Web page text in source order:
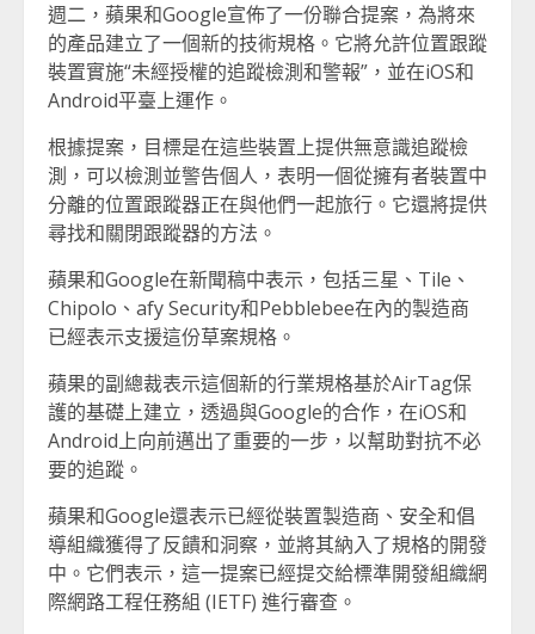
週二，蘋果和Google宣佈了一份聯合提案，為將來
的產品建立了一個新的技術規格。它將允許位置跟蹤
裝置實施“未經授權的追蹤檢測和警報”，並在iOS和
Android平臺上運作。
根據提案，目標是在這些裝置上提供無意識追蹤檢
測，可以檢測並警告個人，表明一個從擁有者裝置中
分離的位置跟蹤器正在與他們一起旅行。它還將提供
尋找和關閉跟蹤器的方法。
蘋果和Google在新聞稿中表示，包括三星、Tile、
Chipolo、afy Security和Pebblebee在內的製造商
已經表示支援這份草案規格。
蘋果的副總裁表示這個新的行業規格基於AirTag保
護的基礎上建立，透過與Google的合作，在iOS和
Android上向前邁出了重要的一步，以幫助對抗不必
要的追蹤。
蘋果和Google還表示已經從裝置製造商、安全和倡
導組織獲得了反饋和洞察，並將其納入了規格的開發
中。它們表示，這一提案已經提交給標準開發組織網
際網路工程任務組 (IETF) 進行審查。